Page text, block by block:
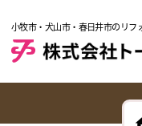
小牧市・犬山市・春日井市のリフ